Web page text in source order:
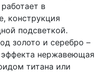
в
конструкция
подсветкой.
золото и серебро –
нержавеющая
титана или